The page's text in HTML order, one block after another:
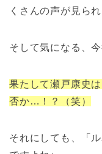
くさんの声が見られ
そして気になる、
果たして瀬戸康史
否か…！？（笑）
それにしても、「